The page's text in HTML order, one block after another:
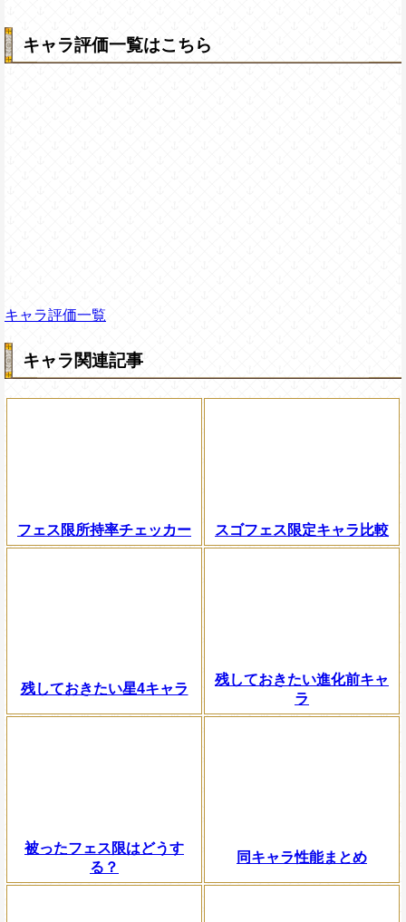
キャラ評価一覧はこちら
キャラ評価一覧
キャラ関連記事
フェス限所持率チェッカー スゴフェス限定キャラ比較
残しておきたい星4キャラ
残しておきたい進化前キャ
ラ
被ったフェス限はどうす
る？
同キャラ性能まとめ